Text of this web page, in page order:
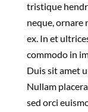
tristique
neque, ornare
ex. In et
commodo in
Duis sit amet
Nullam
sed orci